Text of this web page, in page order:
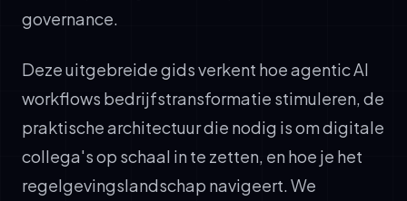
governance.
Deze uitgebreide gids verkent hoe agentic AI
workflows bedrijfstransformatie stimuleren, de
praktische architectuur die nodig is om digitale
collega's op schaal in te zetten, en hoe je het
regelgevingslandschap navigeert. We